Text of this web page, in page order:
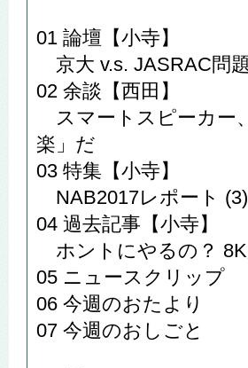
01 論壇【小寺】
京大 v.s. JASRAC問
02 余談【西田】
スマートスピーカー
楽」だ
03 特集【小寺】
NAB2017レポート (3)
04 過去記事【小寺】
ホントにやるの？ 8K
05 ニュースクリップ
06 今週のおたより
07 今週のおしごと